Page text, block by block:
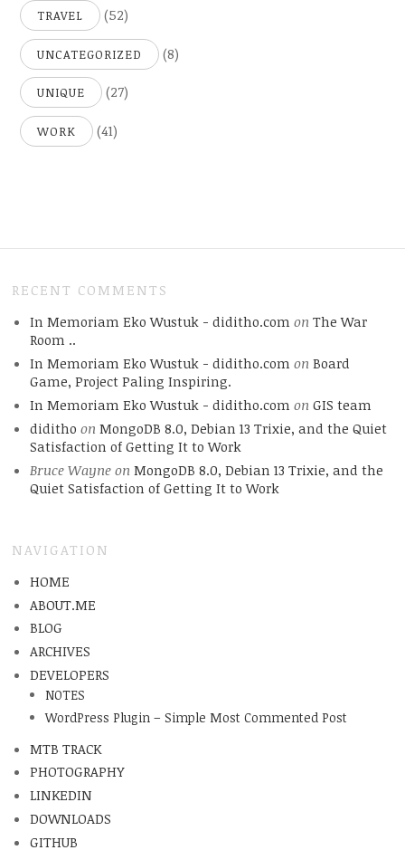
TRAVEL (52)
UNCATEGORIZED (8)
UNIQUE (27)
WORK (41)
RECENT COMMENTS
In Memoriam Eko Wustuk - diditho.com on The War
Room ..
In Memoriam Eko Wustuk - diditho.com on Board
Game, Project Paling Inspiring.
In Memoriam Eko Wustuk - diditho.com on GIS team
diditho on MongoDB 8.0, Debian 13 Trixie, and the Quiet
Satisfaction of Getting It to Work
Bruce Wayneon MongoDB 8.0, Debian 13 Trixie, and the
Quiet Satisfaction of Getting It to Work
NAVIGATION
HOME
ABOUT.ME
BLOG
ARCHIVES
DEVELOPERS
NOTES
WordPress Plugin – Simple Most Commented Post
MTB TRACK
PHOTOGRAPHY
LINKEDIN
DOWNLOADS
GITHUB